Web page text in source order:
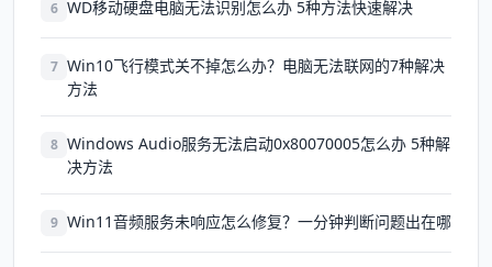
6 WD移动硬盘电脑无法识别怎么办 5种方法快速解决
7 Win10飞行模式关不掉怎么办？电脑无法联网的7种解决
方法
8 Windows Audio服务无法启动0x80070005怎么办 5种解
决方法
9 Win11音频服务未响应怎么修复？一分钟判断问题出在哪